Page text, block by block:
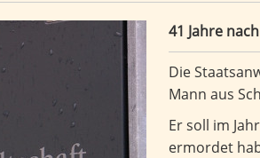
Ulm erhebt Anklage 41 Jahre
Die
Mann aus
Er soll im
ermordet